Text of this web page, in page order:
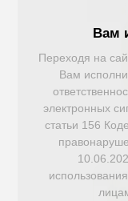
Вам
Переходя на
Вам
электронных
статьи 156